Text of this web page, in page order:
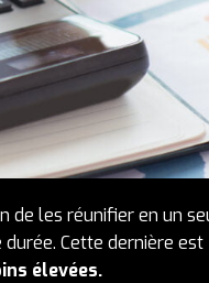
de les réunifier en un
Cette dernière est
élevées.